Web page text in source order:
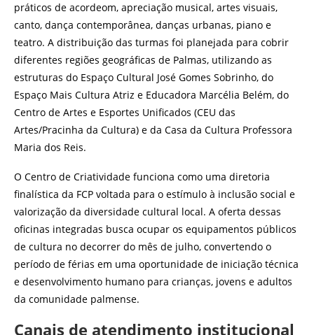
práticos de acordeom, apreciação musical, artes visuais,
canto, dança contemporânea, danças urbanas, piano e
teatro. A distribuição das turmas foi planejada para cobrir
diferentes regiões geográficas de Palmas, utilizando as
estruturas do Espaço Cultural José Gomes Sobrinho, do
Espaço Mais Cultura Atriz e Educadora Marcélia Belém, do
Centro de Artes e Esportes Unificados (CEU das
Artes/Pracinha da Cultura) e da Casa da Cultura Professora
Maria dos Reis.
O Centro de Criatividade funciona como uma diretoria
finalística da FCP voltada para o estímulo à inclusão social e
valorização da diversidade cultural local. A oferta dessas
oficinas integradas busca ocupar os equipamentos públicos
de cultura no decorrer do mês de julho, convertendo o
período de férias em uma oportunidade de iniciação técnica
e desenvolvimento humano para crianças, jovens e adultos
da comunidade palmense.
Canais de atendimento institucional